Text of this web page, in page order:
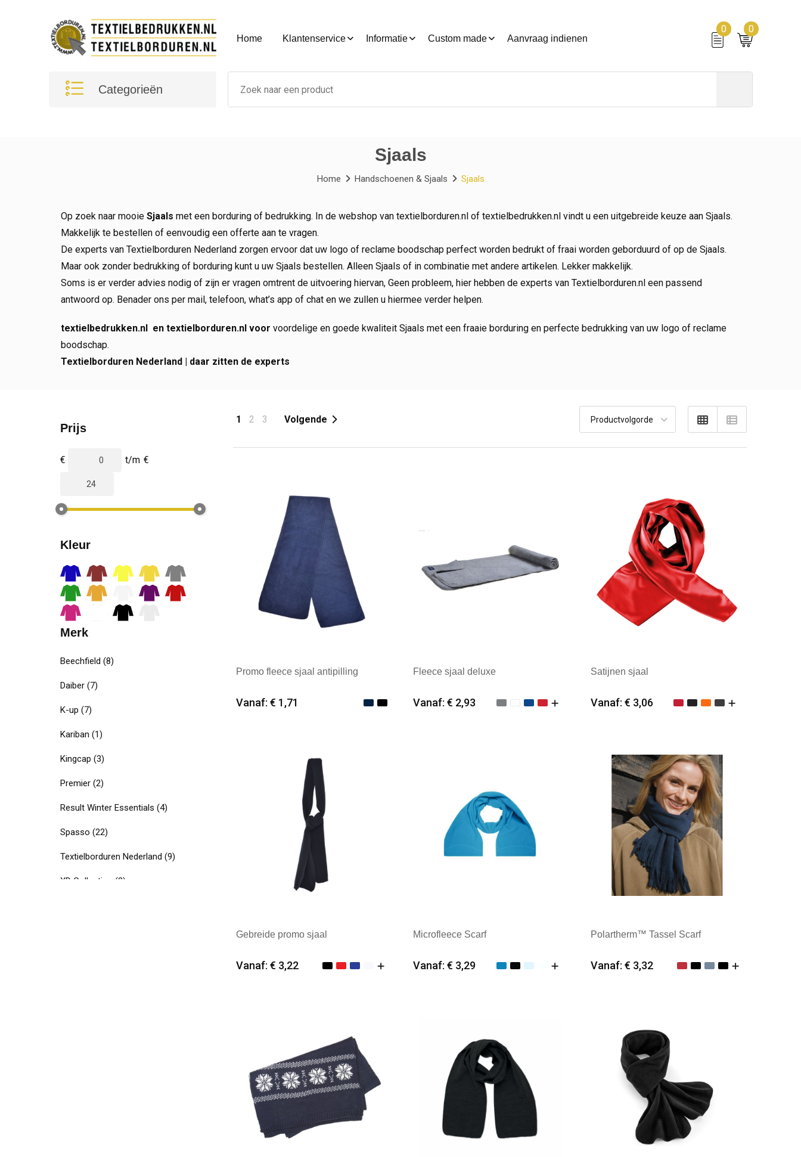
Home Klantenservice Informatie Custom made Aanvraag indienen
0
0
Categorieën
Sjaals
Home Handschoenen & Sjaals Sjaals
Op zoek naar mooieSjaals met een borduring of bedrukking. In de webshop van textielborduren.nl of textielbedrukken.nl vindt u een uitgebreide keuze aan Sjaals.
Makkelijk te bestellen of eenvoudig een offerte aan te vragen.
De experts van Textielborduren Nederland zorgen ervoor dat uw logo of reclame boodschap perfect worden bedrukt of fraai worden geborduurd of op de Sjaals.
Maar ook zonder bedrukking of borduring kunt u uw Sjaals bestellen. Alleen Sjaals of in combinatie met andere artikelen. Lekker makkelijk.
Soms is er verder advies nodig of zijn er vragen omtrent de uitvoering hiervan, Geen probleem, hier hebben de experts van Textielborduren.nl een passend
antwoord op. Benader ons per mail, telefoon, what’s app of chat en we zullen u hiermee verder helpen.
textielbedrukken.nl en textielborduren.nlvoor voordelige en goede kwaliteit Sjaals met een fraaie borduring en perfecte bedrukking van uw logo of reclame
boodschap.
Textielborduren Nederland | daar zitten de experts
Prijs
€ t/m €
Kleur
Merk
Beechfield (8)
Daiber (7)
K-up (7)
Kariban (1)
Kingcap (3)
Premier (2)
Result Winter Essentials (4)
Spasso (22)
Textielborduren Nederland (9)
XD Collection (2)
1 2 3 Volgende
Promo fleece sjaal antipilling
Vanaf: € 1,71
Fleece sjaal deluxe
Vanaf: € 2,93
Satijnen sjaal
Vanaf: € 3,06
Gebreide promo sjaal
Vanaf: € 3,22
Microfleece Scarf
Vanaf: € 3,29
Polartherm™ Tassel Scarf
Vanaf: € 3,32